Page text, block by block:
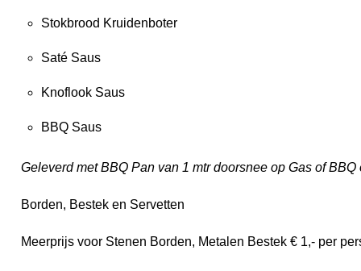
Stokbrood Kruidenboter
Saté Saus
Knoflook Saus
BBQ Saus
Geleverd met BBQ Pan van 1 mtr doorsnee op Gas of BBQ
Borden, Bestek en Servetten
Meerprijs voor Stenen Borden, Metalen Bestek € 1,- per